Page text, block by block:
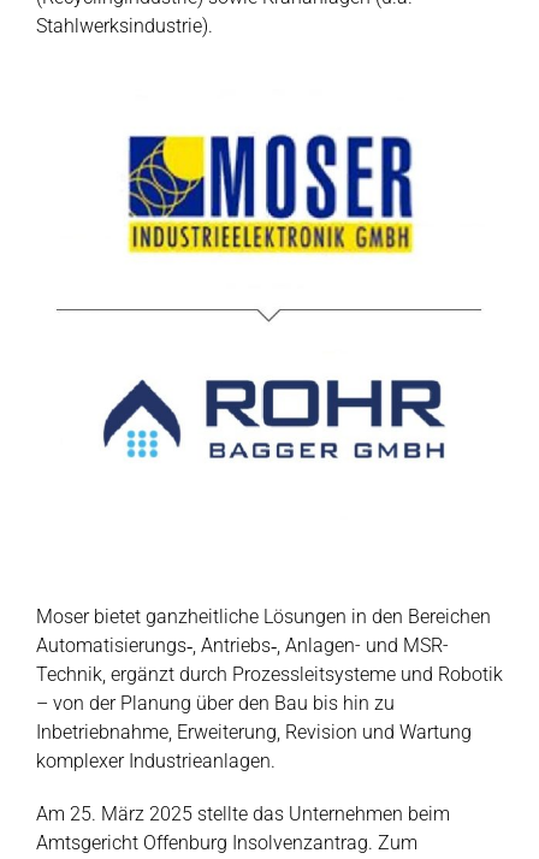
Stahlwerksindustrie).
Moser bietet ganzheitliche Lösungen in den Bereichen
Automatisierungs‑, Antriebs‑, Anlagen- und MSR-
Technik, ergänzt durch Prozessleitsysteme und Robotik
– von der Planung über den Bau bis hin zu
Inbetriebnahme, Erweiterung, Revision und Wartung
komplexer Industrieanlagen.
Am 25. März 2025 stellte das Unternehmen beim
Amtsgericht Offenburg Insolvenzantrag. Zum